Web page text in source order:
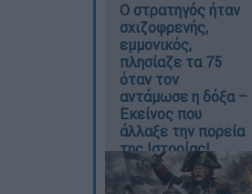
O στρατηγός ήταν
σχιζοφρενής,
εμμονικός,
πλησίαζε τα 75
όταν τον
αντάμωσε η δόξα –
Εκείνος που
άλλαξε την πορεία
της Ιστορίας!